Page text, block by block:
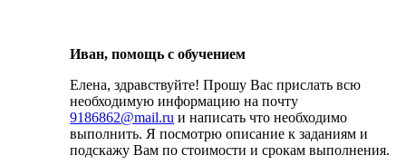
Иван, помощь с обучением
Елена, здравствуйте! Прошу Вас прислать всю
необходимую информацию на почту
9186862@mail.ru и написать что необходимо
выполнить. Я посмотрю описание к заданиям и
подскажу Вам по стоимости и срокам выполнения.